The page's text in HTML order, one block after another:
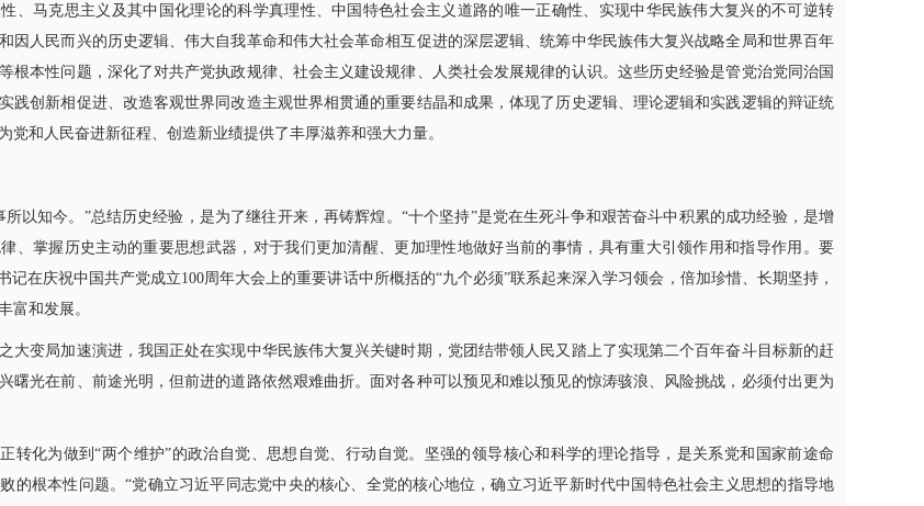
、马克思主义及其中国化理论的科学真理性、中国特色社会主义道路的唯一正确性、实现中华民族伟大复兴的不可逆转
因人民而兴的历史逻辑、伟大自我革命和伟大社会革命相互促进的深层逻辑、统筹中华民族伟大复兴战略全局和世界百年
根本性问题，深化了对共产党执政规律、社会主义建设规律、人类社会发展规律的认识。这些历史经验是管党治党同治国
践创新相促进、改造客观世界同改造主观世界相贯通的重要结晶和成果，体现了历史逻辑、理论逻辑和实践逻辑的辩证统
党和人民奋进新征程、创造新业绩提供了丰厚滋养和强大力量。
知今。”总结历史经验，是为了继往开来，再铸辉煌。“十个坚持”是党在生死斗争和艰苦奋斗中积累的成功经验，是增
、掌握历史主动的重要思想武器，对于我们更加清醒、更加理性地做好当前的事情，具有重大引领作用和指导作用。要
记在庆祝中国共产党成立100周年大会上的重要讲话中所概括的“九个必须”联系起来深入学习领会，倍加珍惜、长期坚持，
富和发展。
变局加速演进，我国正处在实现中华民族伟大复兴关键时期，党团结带领人民又踏上了实现第二个百年奋斗目标新的赶
曙光在前、前途光明，但前进的道路依然艰难曲折。面对各种可以预见和难以预见的惊涛骇浪、风险挑战，必须付出更为
为做到“两个维护”的政治自觉、思想自觉、行动自觉。坚强的领导核心和科学的理论指导，是关系党和国家前途命
的根本性问题。“党确立习近平同志党中央的核心、全党的核心地位，确立习近平新时代中国特色社会主义思想的指导地